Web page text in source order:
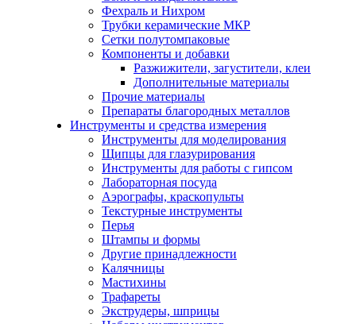
Фехраль и Нихром
Трубки керамические МКР
Сетки полутомпаковые
Компоненты и добавки
Разжижители, загустители, клеи
Дополнительные материалы
Прочие материалы
Препараты благородных металлов
Инструменты и средства измерения
Инструменты для моделирования
Щипцы для глазурирования
Инструменты для работы с гипсом
Лабораторная посуда
Аэрографы, краскопульты
Текстурные инструменты
Перья
Штампы и формы
Другие принадлежности
Калячницы
Мастихины
Трафареты
Экструдеры, шприцы